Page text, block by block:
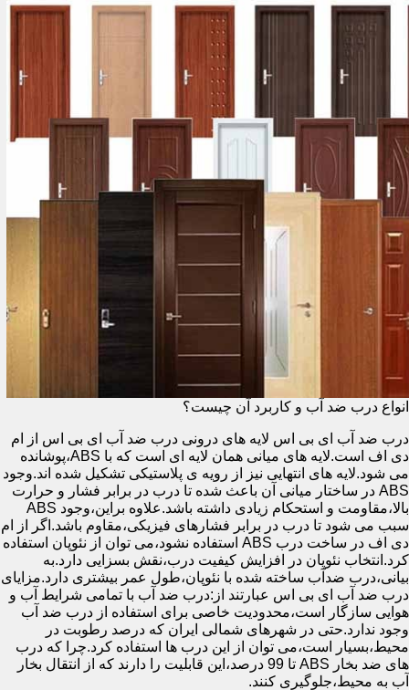
انواع درب ضد آب و کاربرد آن چیست؟
درب ضد آب ای بی اس لایه های درونی درب ضد آب ای بی اس از ام
دی اف است.لایه های میانی همان لایه ای است که با ABS،پوشانده
می شود.لایه های انتهایی نیز از رویه ی پلاستیکی تشکیل شده اند.وجود
ABS در ساختار میانی آن باعث شده تا درب در برابر فشار و حرارت
بالا،مقاومت و استحکام زیادی داشته باشد.علاوه براین،وجود ABS
سبب می شود تا درب در برابر فشارهای فیزیکی،مقاوم باشد.اگر از ام
دی اف در ساخت درب ABS استفاده نشود،می توان از نئوپان استفاده
کرد.انتخاب نئوپان در افزایش کیفیت درب،نقش بسزایی دارد.به
بیانی،درب ضدآب ساخته شده با نئوپان،طول عمر بیشتری دارد.مزایای
درب ضد آب ای بی اس عبارتند از:درب ضد آب با تمامی شرایط آب و
هوایی سازگار است،محدودیت خاصی برای استفاده از درب ضد آب
وجود ندارد.حتی در شهرهای شمالی ایران که درصد رطوبت در
محیط،بسیار است،می توان از این درب ها استفاده کرد.چرا که درب
های ضد بخار ABS تا 99 درصد،این قابلیت را دارند که از انتقال بخار
آب به محیط،جلوگیری کنند.